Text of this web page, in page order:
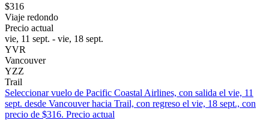
$316
Viaje redondo
Precio actual
vie, 11 sept. - vie, 18 sept.
YVR
Vancouver
YZZ
Trail
Seleccionar vuelo de Pacific Coastal Airlines, con salida el vie, 11
sept. desde Vancouver hacia Trail, con regreso el vie, 18 sept., con
precio de $316. Precio actual